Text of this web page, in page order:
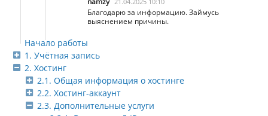
Начало работы
1. Учётная запись
2. Хостинг
2.1. Общая информация о хостинге
2.2. Хостинг-аккаунт
2.3. Дополнительные услуги
Благодарю за информацию. Займусь
выяснением причины.